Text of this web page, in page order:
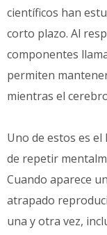
científicos han
corto plazo. Al
componentes
permiten
mientras el
Uno de estos es
de repetir
Cuando aparece un
atrapado
una y otra vez,